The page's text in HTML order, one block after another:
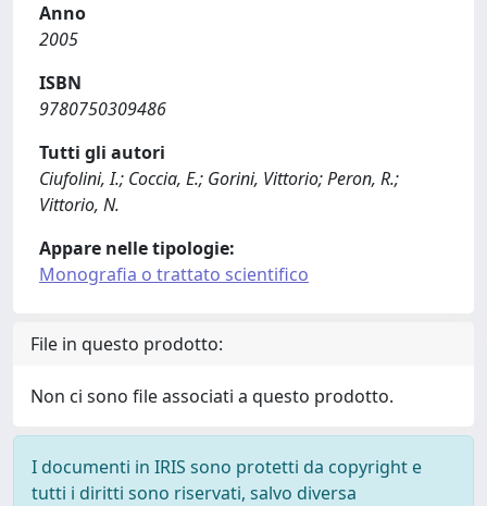
Anno
2005
ISBN
9780750309486
Tutti gli autori
Ciufolini, I.; Coccia, E.; Gorini, Vittorio; Peron, R.;
Vittorio, N.
Appare nelle tipologie:
Monografia o trattato scientifico
File in questo prodotto:
Non ci sono file associati a questo prodotto.
I documenti in IRIS sono protetti da copyright e
tutti i diritti sono riservati, salvo diversa